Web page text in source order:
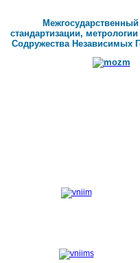
стандартизации,
Содружества Независимых